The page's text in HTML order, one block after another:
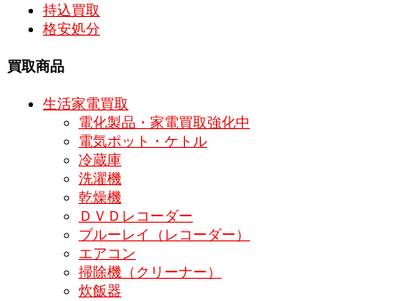
持込買取
格安処分
買取商品
生活家電買取
電化製品・家電買取強化中
電気ポット・ケトル
冷蔵庫
洗濯機
乾燥機
ＤＶＤレコーダー
ブルーレイ（レコーダー）
エアコン
掃除機（クリーナー）
炊飯器